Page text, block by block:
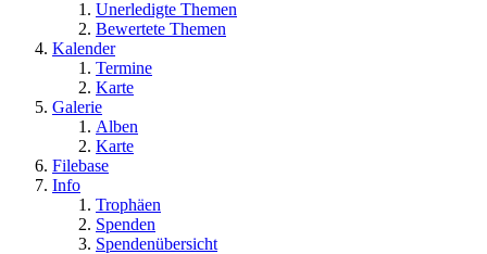
Unerledigte Themen
Bewertete Themen
Kalender
Termine
Karte
Galerie
Alben
Karte
Filebase
Info
Trophäen
Spenden
Spendenübersicht